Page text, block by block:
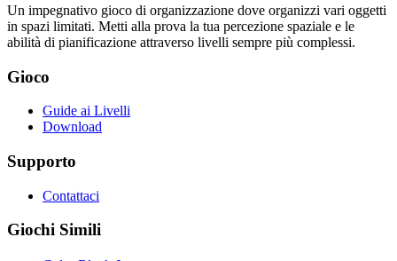
Un impegnativo gioco di organizzazione dove organizzi vari oggetti
in spazi limitati. Metti alla prova la tua percezione spaziale e le
abilità di pianificazione attraverso livelli sempre più complessi.
Gioco
Guide ai Livelli
Download
Supporto
Contattaci
Giochi Simili